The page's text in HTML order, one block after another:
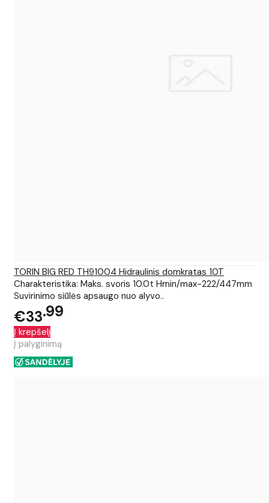
TORIN BIG RED TH91004 Hidraulinis domkratas 10T
Charakteristika: Maks. svoris 10.0t Hmin/max-222/447mm
Suvirinimo siūlės apsaugo nuo alyvo..
€33 99
Į krepšelį
Į palyginimą